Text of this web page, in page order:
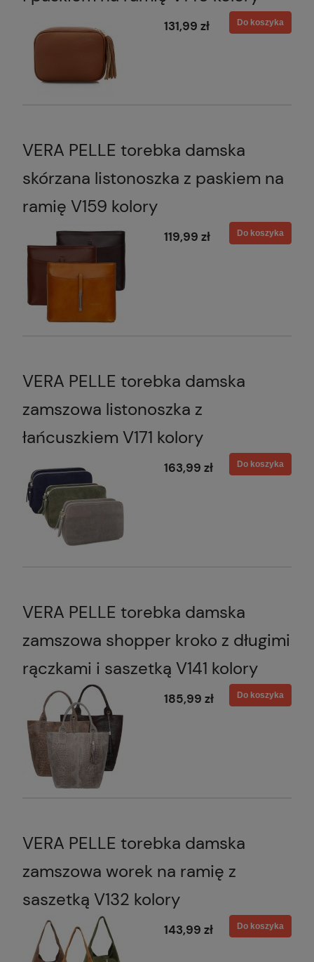
131,99 zł Do koszyka
VERA PELLE torebka damska
skórzana listonoszka z paskiem na
ramię V159 kolory
119,99 zł Do koszyka
VERA PELLE torebka damska
zamszowa listonoszka z
łańcuszkiem V171 kolory
163,99 zł Do koszyka
VERA PELLE torebka damska
zamszowa shopper kroko z długimi
rączkami i saszetką V141 kolory
185,99 zł Do koszyka
VERA PELLE torebka damska
zamszowa worek na ramię z
saszetką V132 kolory
143,99 zł Do koszyka